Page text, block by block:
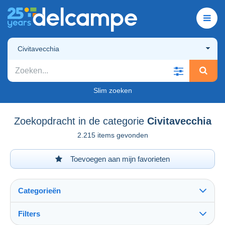
Civitavecchia
Slim zoeken
Zoekopdracht in de categorie Civitavecchia
2.215 items gevonden
Toevoegen aan mijn favorieten
Categorieën
Filters